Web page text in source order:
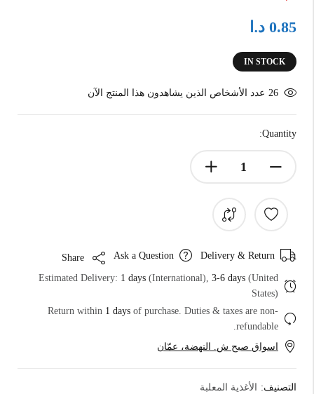
0.85 د.ا
IN STOCK
26 عدد الأشخاص الذين يشاهدون هذا المنتج الآن
Quantity:
Delivery & Return
Ask a Question
Estimated Delivery: 1 days (International), 3-6 days (United
States)
Return within 1 days of purchase. Duties & taxes are non-
refundable.
اسواق صبح ش. النهضة، عمّان
التصنيف:
الأغذية المعلبة